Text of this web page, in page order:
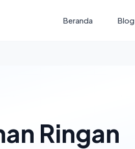
Beranda Blog
Ringan